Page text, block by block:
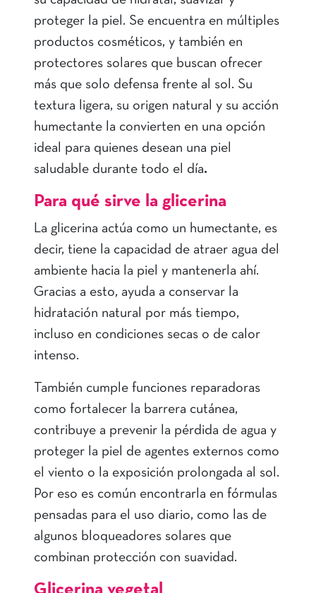
proteger la piel. Se encuentra en múltiples
productos cosméticos, y también en
protectores solares que buscan ofrecer
más que solo defensa frente al sol. Su
textura ligera, su origen natural y su acción
humectante la convierten en una opción
ideal para quienes desean una piel
saludable durante todo el día.
Para qué sirve la glicerina
La glicerina actúa como un humectante, es
decir, tiene la capacidad de atraer agua del
ambiente hacia la piel y mantenerla ahí.
Gracias a esto, ayuda a conservar la
hidratación natural por más tiempo,
incluso en condiciones secas o de calor
intenso.
También cumple funciones reparadoras
como fortalecer la barrera cutánea,
contribuye a prevenir la pérdida de agua y
proteger la piel de agentes externos como
el viento o la exposición prolongada al sol.
Por eso es común encontrarla en fórmulas
pensadas para el uso diario, como las de
algunos bloqueadores solares que
combinan protección con suavidad.